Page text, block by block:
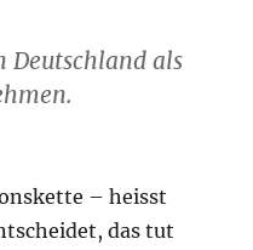
Deutschland als
– heisst
das tut